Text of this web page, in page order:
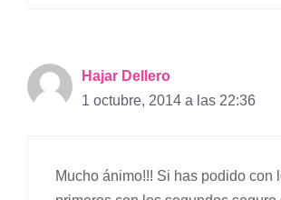
Hajar Dellero
1 octubre, 2014 a las 22:36
Mucho ánimo!!! Si has podido con